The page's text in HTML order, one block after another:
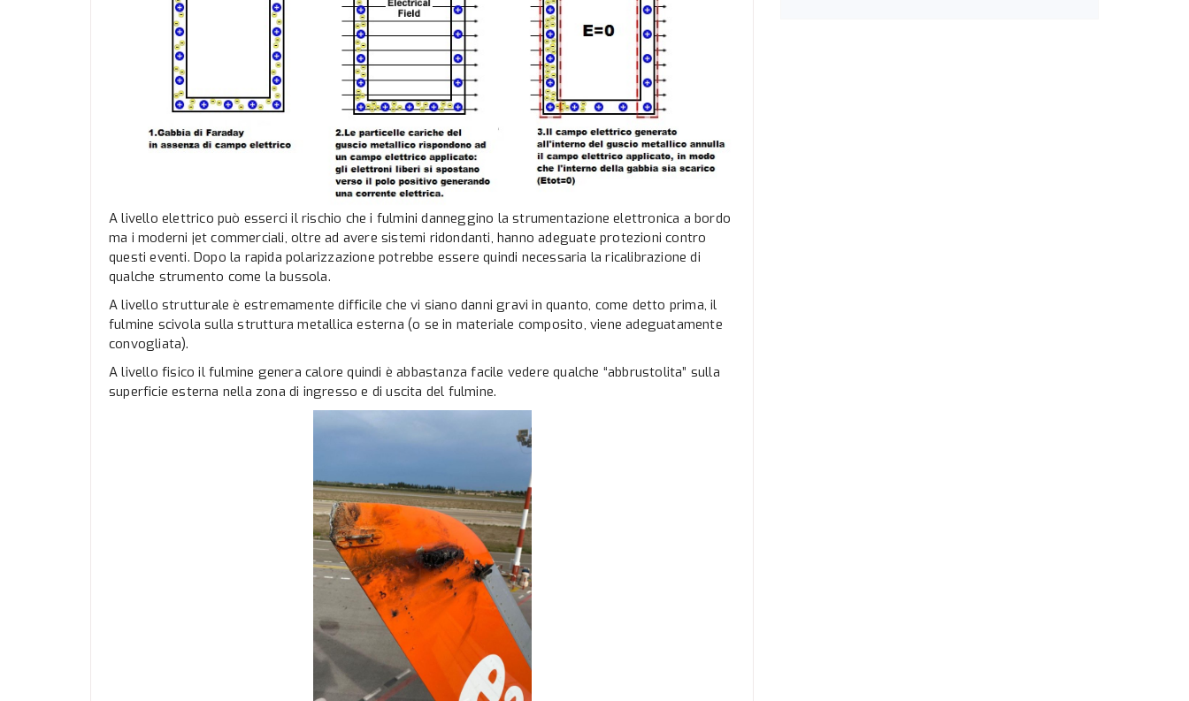
A livello elettrico può esserci il rischio che i fulmini danneggino la strumentazione elettronica a bordo
ma i moderni jet commerciali, oltre ad avere sistemi ridondanti, hanno adeguate protezioni contro
questi eventi. Dopo la rapida polarizzazione potrebbe essere quindi necessaria la ricalibrazione di
qualche strumento come la bussola.
A livello strutturale è estremamente difficile che vi siano danni gravi in quanto, come detto prima, il
fulmine scivola sulla struttura metallica esterna (o se in materiale composito, viene adeguatamente
convogliata).
A livello fisico il fulmine genera calore quindi è abbastanza facile vedere qualche “abbrustolita” sulla
superficie esterna nella zona di ingresso e di uscita del fulmine.